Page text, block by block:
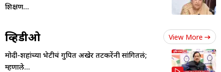
शिक्षण...
व्हिडीओ View More
मोदी-शहांच्या भेटीचं गुपित अखेर तटकरेंनी सांगितलं;
म्हणाले...